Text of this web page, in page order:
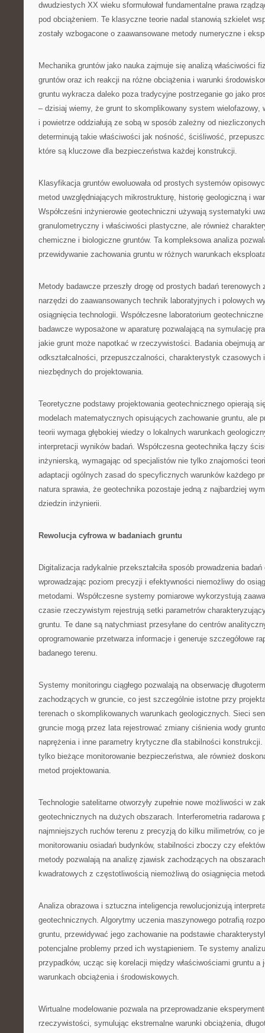
dwudziestych XX wieku sformułował fundamentalne prawa
pod obciążeniem. Te klasyczne teorie nadal stanowią szkielet
zostały wzbogacone o zaawansowane metody numeryczne i
Mechanika gruntów jako nauka zajmuje się analizą właściwości
gruntów oraz ich reakcji na różne obciążenia i warunki
gruntu wykracza daleko poza tradycyjne postrzeganie go jako
– dzisiaj wiemy, że grunt to skomplikowany system wielofazowy,
i powietrze oddziałują ze sobą w sposób zależny od
determinują takie właściwości jak nośność, ściśliwość,
które są kluczowe dla bezpieczeństwa każdej konstrukcji.
Klasyfikacja gruntów ewoluowała od prostych systemów
metod uwzględniających mikrostrukturę, historię geologiczną i
Współcześni inżynierowie geotechniczni używają systematyki
granulometryczny i właściwości plastyczne, ale również
chemiczne i biologiczne gruntów. Ta kompleksowa analiza
przewidywanie zachowania gruntu w różnych warunkach
Metody badawcze przeszły drogę od prostych badań
narzędzi do zaawansowanych technik laboratyjnych i polowych
osiągnięcia technologii. Współczesne laboratorium
badawcze wyposażone w aparaturę pozwalającą na symulację
jakie grunt może napotkać w rzeczywistości. Badania obejmują
odkształcalności, przepuszczalności, charakterystyk czasowych
niezbędnych do projektowania.
Teoretyczne podstawy projektowania geotechnicznego opierają
modelach matematycznych opisujących zachowanie gruntu, ale
teorii wymaga głębokiej wiedzy o lokalnych warunkach
interpretacji wyników badań. Współczesna geotechnika łączy
inżynierską, wymagając od specjalistów nie tylko znajomości
adaptacji ogólnych zasad do specyficznych warunków każdego
natura sprawia, że geotechnika pozostaje jedną z najbardziej
dziedzin inżynierii.
Rewolucja cyfrowa w badaniach gruntu
Digitalizacja radykalnie przekształciła sposób prowadzenia
wprowadzając poziom precyzji i efektywności niemożliwy do
metodami. Współczesne systemy pomiarowe wykorzystują
czasie rzeczywistym rejestrują setki parametrów
gruntu. Te dane są natychmiast przesyłane do centrów
oprogramowanie przetwarza informacje i generuje szczegółowe
badanego terenu.
Systemy monitoringu ciągłego pozwalają na obserwację
zachodzących w gruncie, co jest szczególnie istotne przy
terenach o skomplikowanych warunkach geologicznych. Sieci
gruncie mogą przez lata rejestrować zmiany ciśnienia wody
naprężenia i inne parametry krytyczne dla stabilności konstrukcji.
tylko bieżące monitorowanie bezpieczeństwa, ale również
metod projektowania.
Technologie satelitarne otworzyły zupełnie nowe możliwości w
geotechnicznych na dużych obszarach. Interferometria radarowa
najmniejszych ruchów terenu z precyzją do kilku milimetrów, co
monitorowaniu osiadań budynków, stabilności zboczy czy
metody pozwalają na analizę zjawisk zachodzących na
kwadratowych z częstotliwością niemożliwą do osiągnięcia
Analiza obrazowa i sztuczna inteligencja rewolucjonizują
geotechnicznych. Algorytmy uczenia maszynowego potrafią
gruntu, przewidywać jego zachowanie na podstawie
potencjalne problemy przed ich wystąpieniem. Te systemy
przypadków, ucząc się korelacji między właściwościami gruntu a
warunkach obciążenia i środowiskowych.
Wirtualne modelowanie pozwala na przeprowadzanie
rzeczywistości, symulując ekstremalne warunki obciążenia,